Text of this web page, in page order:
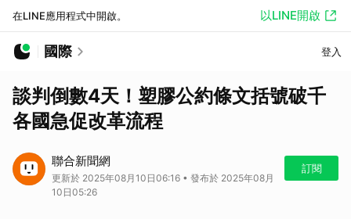
在LINE應用程式中開啟。 以LINE開啟
國際 登入
談判倒數4天！塑膠公約條文括號破千
各國急促改革流程
聯合新聞網
更新於 2025年08月10日06:16 • 發布於 2025年08月
10日05:26
訂閱